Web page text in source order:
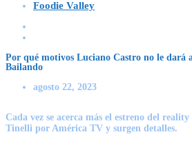
Foodie Valley
Por qué motivos Luciano Castro no le dará
Bailando
agosto 22, 2023
Cada vez se acerca más el estreno del
Tinelli por América TV y surgen detalles.